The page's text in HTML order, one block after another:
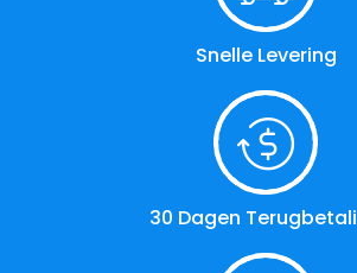
Snelle Levering
30 Dagen